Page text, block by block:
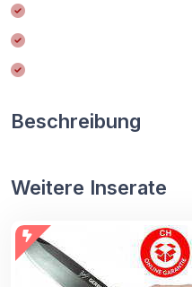
Beschreibung
Weitere Inserate